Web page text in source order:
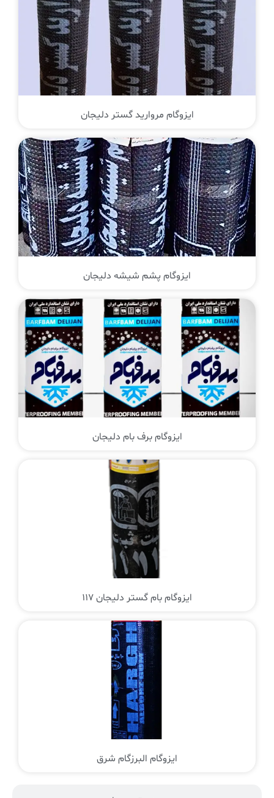
ایزوگام مروارید گستر دلیجان
ایزوگام پشم شیشه دلیجان
ایزوگام برف بام دلیجان
ایزوگام بام گستر دلیجان 117
ایزوگام البرزگام شرق